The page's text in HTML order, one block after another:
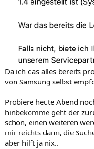
Da ich das alles bereits
von Samsung selbst
Probiere heute Abend
hinbekomme geht der
schon, einen weiteren
mir reichts dann, die
aber hilft ja nix..